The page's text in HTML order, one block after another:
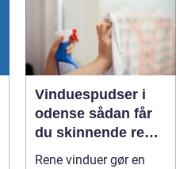
Vinduespudser i
odense sådan får
du skinnende rene
ruder året rundt
Rene vinduer gør en